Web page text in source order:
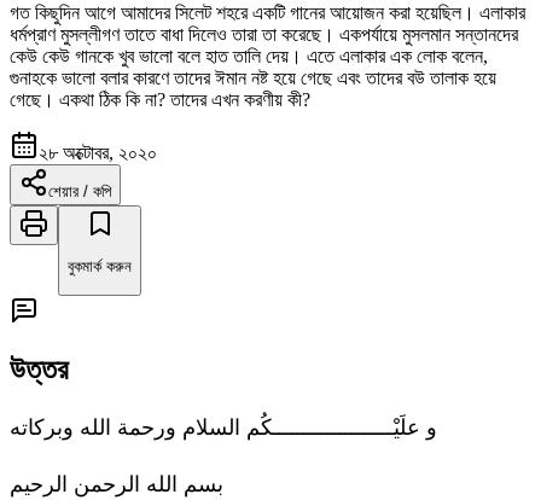
গত কিছুদিন আগে আমাদের সিলেট শহরে একটি গানের আয়োজন করা হয়েছিল। এলাকার
ধর্মপ্রাণ মুসল্লীগণ তাতে বাধা দিলেও তারা তা করেছে। একপর্যায়ে মুসলমান সন্তানদের
কেউ কেউ গানকে খুব ভালো বলে হাত তালি দেয়। এতে এলাকার এক লোক বলেন,
গুনাহকে ভালো বলার কারণে তাদের ঈমান নষ্ট হয়ে গেছে এবং তাদের বউ তালাক হয়ে
গেছে। একথা ঠিক কি না? তাদের এখন করণীয় কী?
২৮ অক্টোবর, ২০২০
শেয়ার / কপি
বুকমার্ক করুন
উত্তর
و علَيْــــــــــــــــــــكُم السلام ورحمة الله وبركاته
بسم الله الرحمن الرحيم